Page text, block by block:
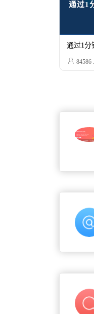
通过1
通过1分
 84586